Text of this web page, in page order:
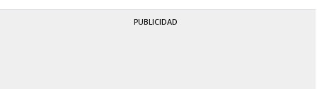
PUBLICIDAD